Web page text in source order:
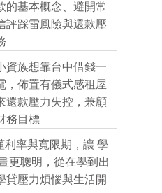
的基本概念、避開常
評踩雷風險與還款壓
資族想靠台中借錢一
，佈置有儀式感租屋
還款壓力失控，兼顧
務目標
利率與寬限期，讓 學
更聰明，從在學到出
貸壓力煩惱與生活開